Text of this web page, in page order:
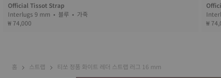
Official Tissot Strap
Interlugs 9 mm • 블루 • 가죽
₩ 74,000
₩
홈 스트랩 티쏘 정품 화이트 레더 스트랩 러그 16 mm